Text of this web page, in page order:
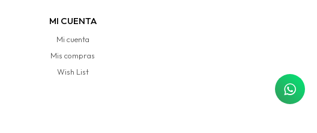
MI CUENTA
Mi cuenta
Mis compras
Wish List